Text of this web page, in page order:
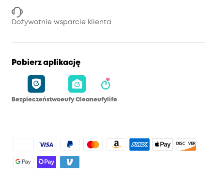
Dożywotnie wsparcie klienta
Pobierz aplikację
Bezpieczeństwoeufy Cleaneufylife